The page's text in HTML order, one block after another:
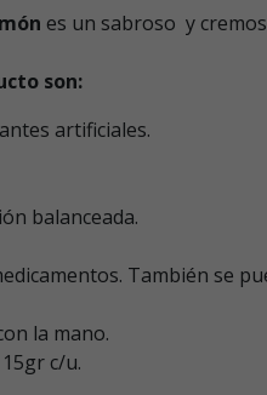
es un sabroso y
son:
artificiales.
balanceada.
También se
la mano.
c/u.